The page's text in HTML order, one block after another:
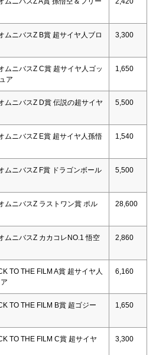
ムニバスZ B賞 超サイヤ人ブロ
3,300
ムニバスZ C賞 超サイヤ人ゴッ
ア
1,650
ムニバスZ D賞 伝説の超サイヤ
5,500
ムニバスZ E賞 超サイヤ人孫悟
1,540
ムニバスZ F賞 ドラゴンボール
5,500
ムニバスZ ラストワン賞 ポル
28,600
ムニバスZ カカコレNO.1 悟空
2,860
TO THE FILM A賞 超サイヤ人
6,160
TO THE FILM B賞 超ゴジー
1,650
TO THE FILM C賞 超サイヤ
3,300